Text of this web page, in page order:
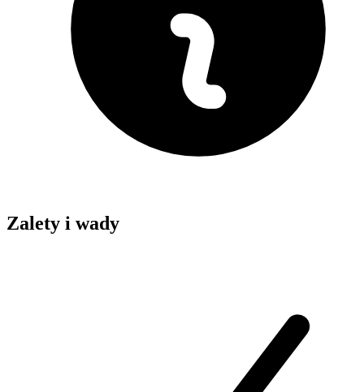
Zalety i wady